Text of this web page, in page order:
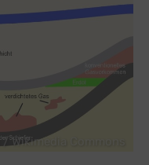
Wikimedia Commons